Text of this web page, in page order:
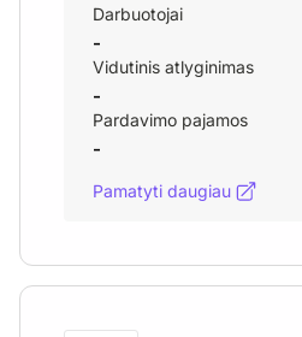
Darbuotojai
-
Vidutinis atlyginimas
-
Pardavimo pajamos
-
Pamatyti daugiau